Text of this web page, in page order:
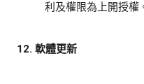
利及權限為上開授權
12. 軟體更新